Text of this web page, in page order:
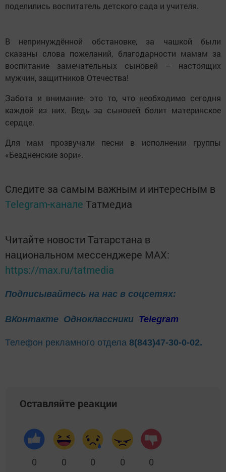
поделились воспитатель детского сада и учителя.
В непринуждённой обстановке, за чашкой были
сказаны слова пожеланий, благодарности мамам за
воспитание замечательных сыновей – настоящих
мужчин, защитников Отечества!
Забота и внимание- это то, что необходимо сегодня
каждой из них. Ведь за сыновей болит материнское
сердце.
Для мам прозвучали песни в исполнении группы
«Бездненские зори».
Следите за самым важным и интересным в
Telegram-канале Татмедиа
Читайте новости Татарстана в
национальном мессенджере MАХ:
https://max.ru/tatmedia
Подписывайтесь на нас в соцсетях:
ВКонтакте Одноклассники Telegram
Телефон рекламного отдела 8(843)47-30-0-02.
Оставляйте реакции
0 0 0 0 0